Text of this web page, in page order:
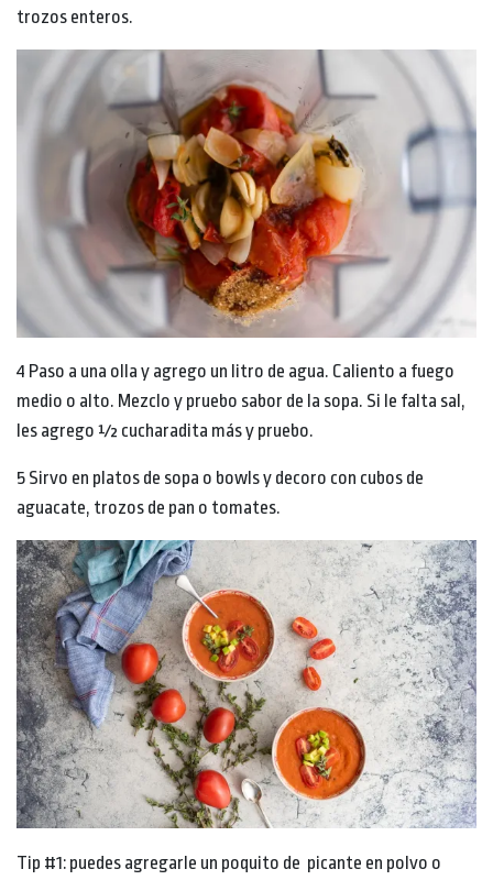
trozos enteros.
4 Paso a una olla y agrego un litro de agua. Caliento a fuego
medio o alto. Mezclo y pruebo sabor de la sopa. Si le falta sal,
les agrego ½ cucharadita más y pruebo.
5 Sirvo en platos de sopa o bowls y decoro con cubos de
aguacate, trozos de pan o tomates.
Tip #1: puedes agregarle un poquito de picante en polvo o